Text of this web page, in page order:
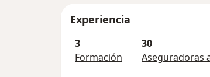
Experiencia
3
Formación
30
Aseguradoras